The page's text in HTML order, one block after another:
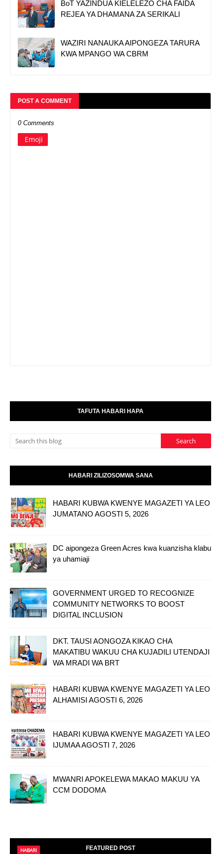
BoT YAZINDUA KIELELEZO CHA FAIDA
REJEA YA DHAMANA ZA SERIKALI
WAZIRI NANAUKA AIPONGEZA TARURA
KWA MPANGO WA CBRM
POST A COMMENT
0 Comments
Emoji
TAFUTA HABARI HAPA
HABARI ZILIZOSOMWA SANA
HABARI KUBWA KWENYE MAGAZETI YA LEO
JUMATANO AGOSTI 5, 2026
DC aipongeza Green Acres kwa kuanzisha klabu
ya uhamiaji
GOVERNMENT URGED TO RECOGNIZE
COMMUNITY NETWORKS TO BOOST
DIGITAL INCLUSION
DKT. TAUSI AONGOZA KIKAO CHA
MAKATIBU WAKUU CHA KUJADILI UTENDAJI
WA MRADI WA BRT
HABARI KUBWA KWENYE MAGAZETI YA LEO
ALHAMISI AGOSTI 6, 2026
HABARI KUBWA KWENYE MAGAZETI YA LEO
IJUMAA AGOSTI 7, 2026
MWANRI APOKELEWA MAKAO MAKUU YA
CCM DODOMA
FEATURED POST
HABARI